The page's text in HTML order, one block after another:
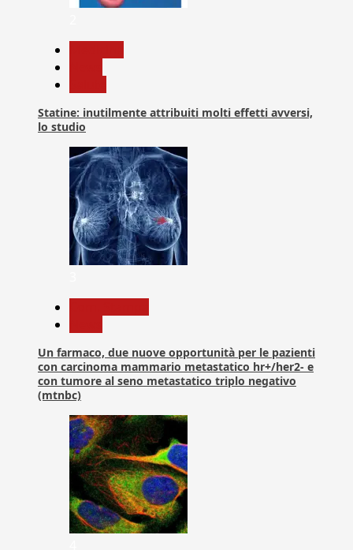
Statine: inutilmente attribuiti molti effetti avversi,
lo studio
Un farmaco, due nuove opportunità per le pazienti
con carcinoma mammario metastatico hr+/her2- e
con tumore al seno metastatico triplo negativo
(mtnbc)